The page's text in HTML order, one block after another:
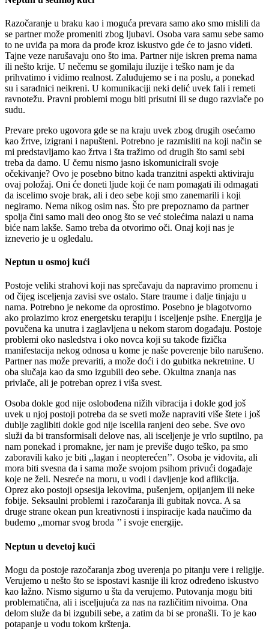
Razočaranje u braku kao i moguća prevara samo ako smo mislili da
se partner može promeniti zbog ljubavi. Osoba vara samu sebe samo
to ne uviđa pa mora da prođe kroz iskustvo gde će to jasno videti.
Tajne veze narušavaju ono što ima. Partner nije iskren prema nama
ili nešto krije. U nečemu se gomilaju iluzije i teško nam je da
prihvatimo i vidimo realnost. Zaluđujemo se i na poslu, a ponekad
su i saradnici neikreni. U komunikaciji neki delić uvek fali i remeti
ravnotežu. Pravni problemi mogu biti prisutni ili se dugo razvlače po
sudu.
Prevare preko ugovora gde se na kraju uvek zbog drugih osećamo
kao žrtve, izigrani i napušteni. Potrebno je razmisliti na koji način se
mi predstavljamo kao žrtva i šta tražimo od drugih što sami sebi
treba da damo. U čemu nismo jasno iskomunicirali svoje
očekivanje? Ovo je posebno bitno kada tranzitni aspekti aktiviraju
ovaj položaj. Oni će doneti ljude koji će nam pomagati ili odmagati
da iscelimo svoje brak, ali i deo sebe koji smo zanemarili i koji
negiramo. Nema nikog osim nas. Što pre prepoznamo da partner
spolja čini samo mali deo onog što se već stolećima nalazi u nama
biće nam lakše. Samo treba da otvorimo oči. Onaj koji nas je
izneverio je u ogledalu.
Neptun u osmoj kući
Postoje veliki strahovi koji nas sprečavaju da napravimo promenu i
od čijeg isceljenja zavisi sve ostalo. Stare traume i dalje tinjaju u
nama. Potrebno je nekome da oprostimo. Posebno je blagotvorno
ako prolazimo kroz energetsku terapiju i isceljenje psihe. Energija je
povučena ka unutra i zaglavljena u nekom starom događaju. Postoje
problemi oko nasledstva i oko novca koji su takođe fizička
manifestacija nekog odnosa u kome je naše poverenje bilo narušeno.
Partner nas može prevariti, a može doći i do gubitka nekretnine. U
oba slučaja kao da smo izgubili deo sebe. Okultna znanja nas
privlače, ali je potreban oprez i viša svest.
Osoba dokle god nije oslobođena nižih vibracija i dokle god još
uvek u njoj postoji potreba da se sveti može napraviti više štete i još
dublje zaglibiti dokle god nije iscelila ranjeni deo sebe. Sve ovo
služi da bi transformisali delove nas, ali isceljenje je vrlo suptilno, pa
nam ponekad i promakne, jer nam je previše dugo teško, pa smo
zaboravili kako je biti ,,lagan i neopterećen’’. Osoba je vidovita, ali
mora biti svesna da i sama može svojom psihom privući događaje
koje ne želi. Nesreće na moru, u vodi i davljenje kod aflikcija.
Oprez ako postoji opsesija lekovima, pušenjem, opijanjem ili neke
fobije. Seksaulni problemi i razočaranja ili gubitak novca. A sa
druge strane okean pun kreativnosti i inspiracije kada naučimo da
budemo ,,mornar svog broda ’’ i svoje energije.
Neptun u devetoj kući
Mogu da postoje razočaranja zbog uverenja po pitanju vere i religije.
Verujemo u nešto što se ispostavi kasnije ili kroz određeno iskustvo
kao lažno. Nismo sigurno u šta da verujemo. Putovanja mogu biti
problematična, ali i isceljujuća za nas na različitim nivoima. Ona
delom služe da bi izgubili sebe, a zatim da bi se pronašli. To je kao
potapanje u vodu tokom krštenja.